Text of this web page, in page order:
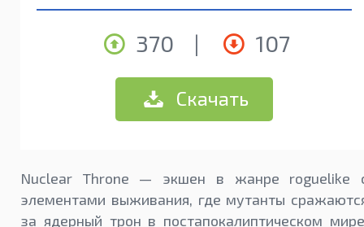
370 | 107
Скачать
Nuclear Throne — экшен в жанре roguelike
элементами выживания, где мутанты
за ядерный трон в постапокалиптическом